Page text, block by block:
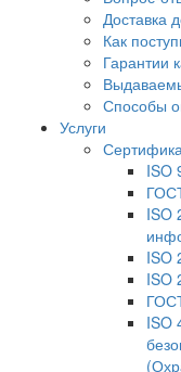
Доставка
Как
Гарантии
Способы
Услуги
ISO
ISO
ISO
ISO
ISO